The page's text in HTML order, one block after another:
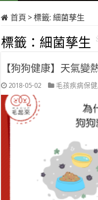
首頁 > 標籤:細菌孳生
標籤： 細菌孳生
【狗狗健康】天氣變
2018-05-02 毛孩疾病保健